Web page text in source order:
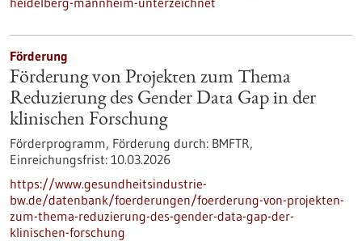
Förderung
Förderung von Projekten zum Thema
Reduzierung des Gender Data Gap in der
klinischen Forschung
Förderprogramm, Förderung durch: BMFTR,
Einreichungsfrist: 10.03.2026
https://www.gesundheitsindustrie-
bw.de/datenbank/foerderungen/foerderung-von-projekten-
zum-thema-reduzierung-des-gender-data-gap-der-
klinischen-forschung